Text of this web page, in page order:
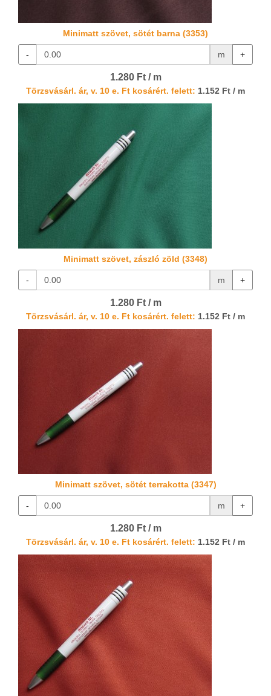
Minimatt szövet, sötét barna (3353)
- m +
1.280 Ft / m
Törzsvásárl. ár, v. 10 e. Ft kosárért. felett: 1.152 Ft / m
Minimatt szövet, zászló zöld (3348)
- m +
1.280 Ft / m
Törzsvásárl. ár, v. 10 e. Ft kosárért. felett: 1.152 Ft / m
Minimatt szövet, sötét terrakotta (3347)
- m +
1.280 Ft / m
Törzsvásárl. ár, v. 10 e. Ft kosárért. felett: 1.152 Ft / m